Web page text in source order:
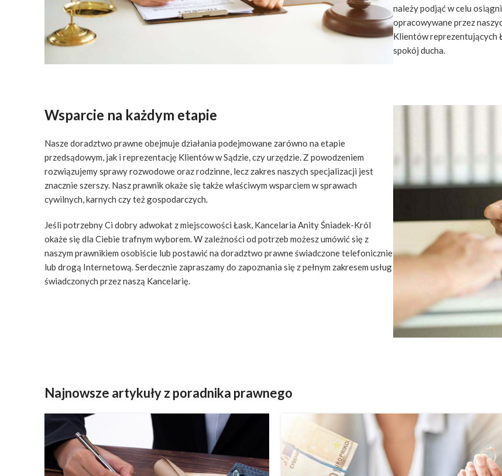
należy podjąć w celu
opracowywane przez
Klientów reprezentujących
spokój ducha.
Wsparcie na każdym etapie
Nasze doradztwo prawne obejmuje działania podejmowane zarówno na etapie
przedsądowym, jak i reprezentację Klientów w Sądzie, czy urzędzie. Z powodzeniem
rozwiązujemy sprawy rozwodowe oraz rodzinne, lecz zakres naszych specjalizacji jest
znacznie szerszy. Nasz prawnik okaże się także właściwym wsparciem w sprawach
cywilnych, karnych czy też gospodarczych.
Jeśli potrzebny Ci dobry adwokat z miejscowości Łask, Kancelaria Anity Śniadek-Król
okaże się dla Ciebie trafnym wyborem. W zależności od potrzeb możesz umówić się z
naszym prawnikiem osobiście lub postawić na doradztwo prawne świadczone telefonicznie
lub drogą Internetową. Serdecznie zapraszamy do zapoznania się z pełnym zakresem usług
świadczonych przez naszą Kancelarię.
Najnowsze artykuły z poradnika prawnego